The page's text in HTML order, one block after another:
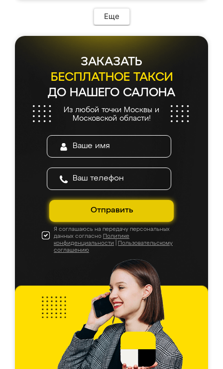
Еще
ЗАКАЗАТЬ
БЕСПЛАТНОЕ ТАКСИ
ДО НАШЕГО САЛОНА
Из любой точки Москвы и
Московской области!
Отправить
Я соглашаюсь на передачу персональных
данных согласно Политике
конфиденциальности
Пользовательскому
соглашению